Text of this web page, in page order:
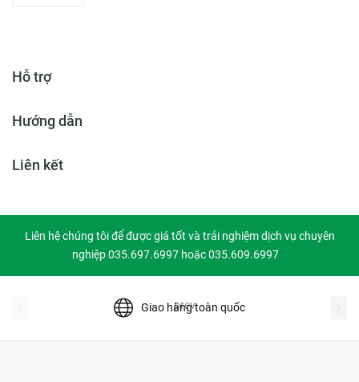
Hỗ trợ
Hướng dẫn
Liên kết
Liên hệ chúng tôi để được giá tốt và trải nghiệm dịch vụ chuyên
nghiệp 035.697.6997 hoặc 035.609.6997
Giao hàng toàn quốc
prev